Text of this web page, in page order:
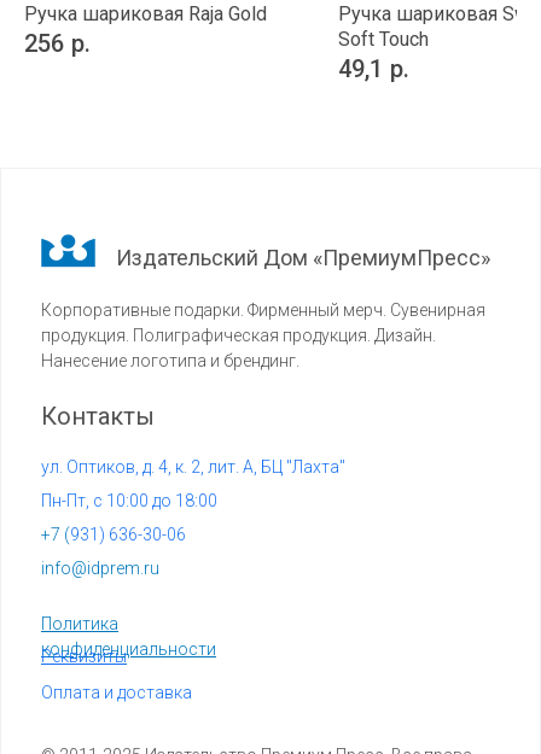
Ручка шариковая Raja Gold
256 р.
Ручка шариковая
Soft Touch
49,1 р.
Издательский Дом «ПремиумПресс»
Корпоративные подарки. Фирменный мерч. Сувенирная
продукция. Полиграфическая продукция. Дизайн.
Нанесение логотипа и брендинг.
info@idprem.ru
Контакты
Политика
конфиденциальности
+7 (931) 636-30-06
Реквизиты
ул. Оптиков, д. 4, к. 2, лит. А, БЦ "Лахта"
Оплата и доставка
Пн-Пт, с 10:00 до 18:00